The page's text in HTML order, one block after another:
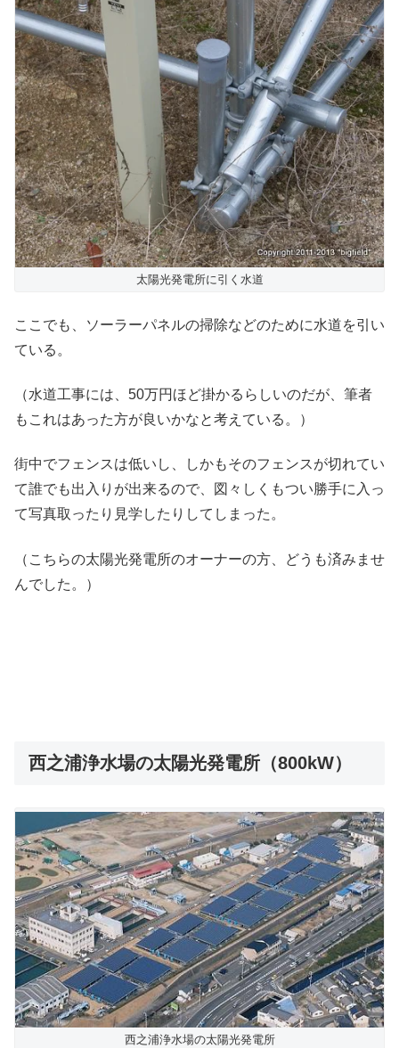
太陽光発電所に引く水道
ここでも、ソーラーパネルの掃除などのために水道を引い
ている。
（水道工事には、50万円ほど掛かるらしいのだが、筆者
もこれはあった方が良いかなと考えている。）
街中でフェンスは低いし、しかもそのフェンスが切れてい
て誰でも出入りが出来るので、図々しくもつい勝手に入っ
て写真取ったり見学したりしてしまった。
（こちらの太陽光発電所のオーナーの方、どうも済みませ
んでした。）
西之浦浄水場の太陽光発電所（800kW）
西之浦浄水場の太陽光発電所